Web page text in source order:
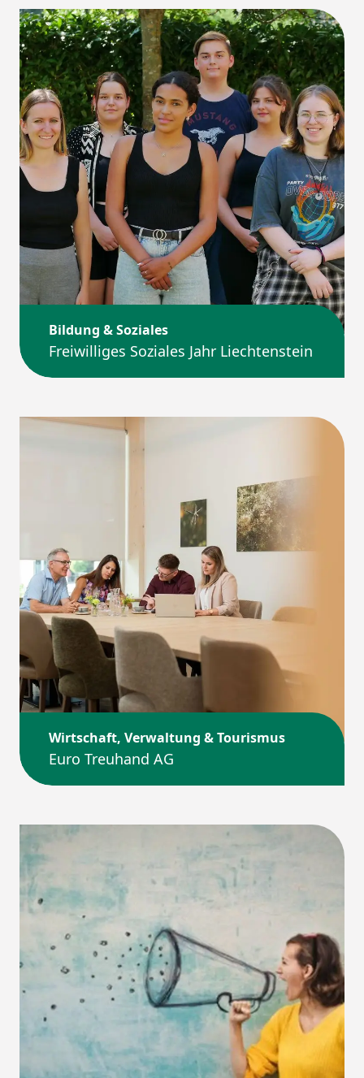
Bildung & Soziales
Freiwilliges Soziales Jahr Liechtenstein
Wirtschaft, Verwaltung & Tourismus
Euro Treuhand AG